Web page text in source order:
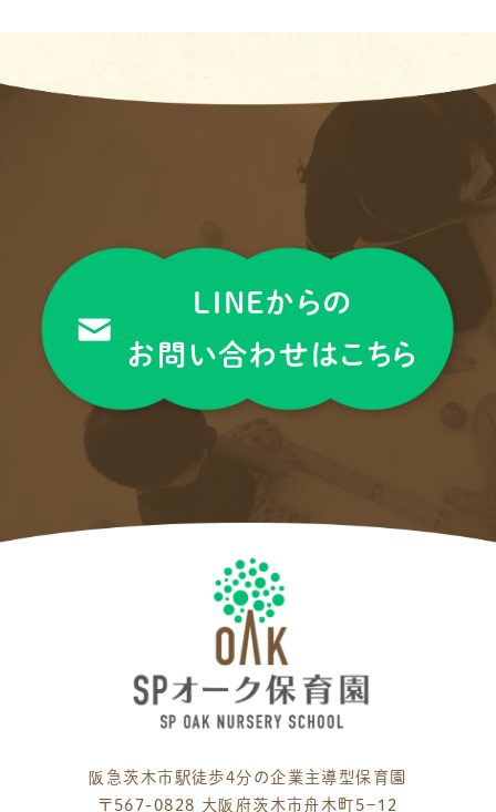
LINEからの
お問い合わせはこちら
阪急茨木市駅徒歩4分の企業主導型保育園
〒567-0828 大阪府茨木市舟木町５−１２